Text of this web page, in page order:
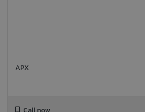
APX